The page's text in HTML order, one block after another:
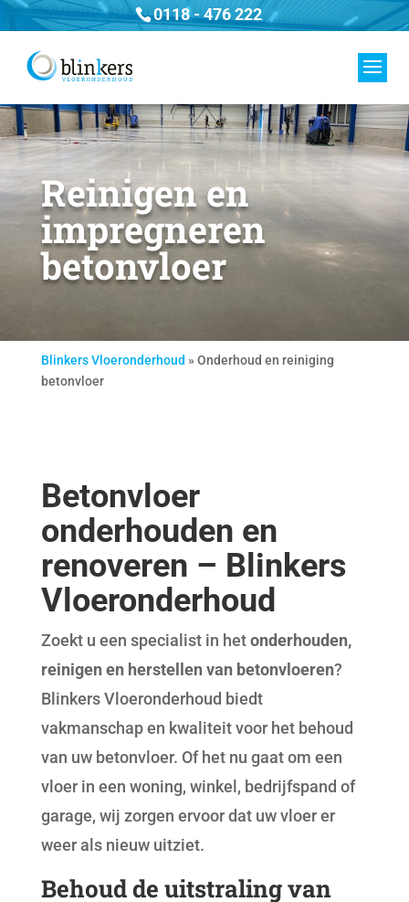
0118 - 476 222
Reinigen en
impregneren
betonvloer
Blinkers Vloeronderhoud » Onderhoud en reiniging
betonvloer
Betonvloer
onderhouden en
renoveren – Blinkers
Vloeronderhoud
Zoekt u een specialist in hetonderhouden,
reinigen en herstellen van betonvloeren?
Blinkers Vloeronderhoud biedt
vakmanschap en kwaliteit voor het behoud
van uw betonvloer. Of het nu gaat om een
vloer in een woning, winkel, bedrijfspand of
garage, wij zorgen ervoor dat uw vloer er
weer als nieuw uitziet.
Behoud de uitstraling van